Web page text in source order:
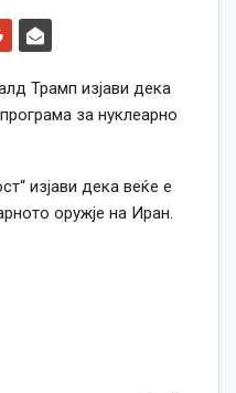
Трамп изјави дека
за нуклеарно
изјави дека веќе е
оружје на Иран.